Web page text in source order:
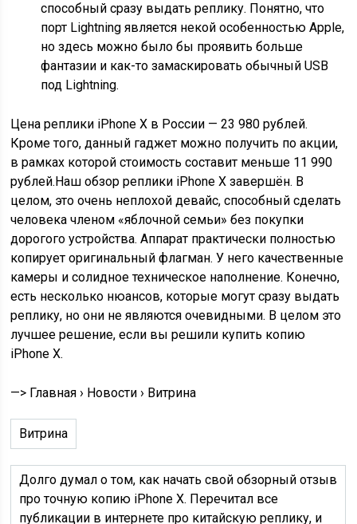
способный сразу выдать реплику. Понятно, что
порт Lightning является некой особенностью Apple,
но здесь можно было бы проявить больше
фантазии и как-то замаскировать обычный USB
под Lightning.
Цена реплики iPhone X в России — 23 980 рублей.
Кроме того, данный гаджет можно получить по акции,
в рамках которой стоимость составит меньше 11 990
рублей.Наш обзор реплики iPhone X завершён. В
целом, это очень неплохой девайс, способный сделать
человека членом «яблочной семьи» без покупки
дорогого устройства. Аппарат практически полностью
копирует оригинальный флагман. У него качественные
камеры и солидное техническое наполнение. Конечно,
есть несколько нюансов, которые могут сразу выдать
реплику, но они не являются очевидными. В целом это
лучшее решение, если вы решили купить копию
iPhone X.
—> Главная › Новости › Витрина
Витрина
Долго думал о том, как начать свой обзорный отзыв
про точную копию iPhone X. Перечитал все
публикации в интернете про китайскую реплику, и